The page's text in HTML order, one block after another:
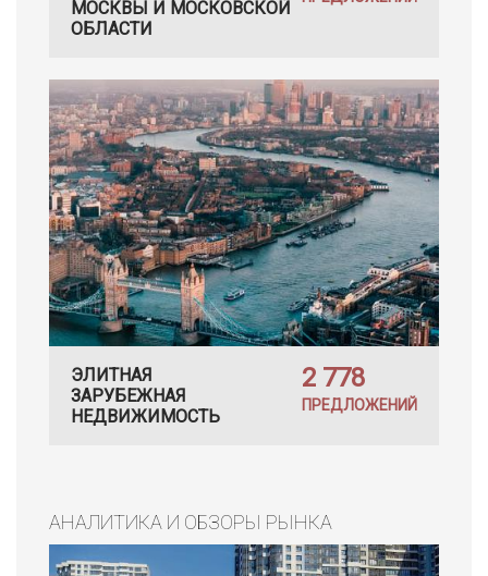
МОСКВЫ И МОСКОВСКОЙ
ОБЛАСТИ
ЭЛИТНАЯ
ЗАРУБЕЖНАЯ
НЕДВИЖИМОСТЬ
2 778
ПРЕДЛОЖЕНИЙ
АНАЛИТИКА И ОБЗОРЫ РЫНКА